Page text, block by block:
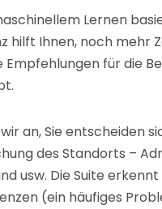
Lernen
hilft Ihnen, noch mehr
Empfehlungen für die
an, Sie entscheiden
des Standorts –
usw. Die Suite erkennt
(ein häufiges